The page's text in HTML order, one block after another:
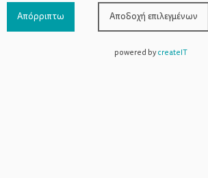
800-1199-800(από
χωρίς χρέωση)
Απόρριπτω Αποδοχή επιλεγμένων
powered bycreateIT